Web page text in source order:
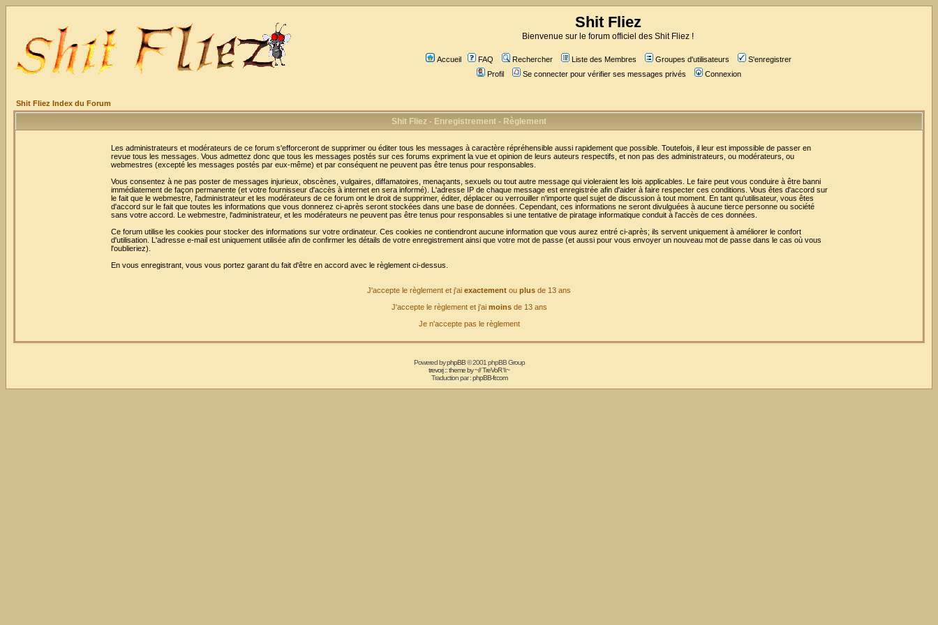
Shit Fliez
Bienvenue sur le forum officiel des Shit Fliez !
Accueil FAQ Rechercher Liste des Membres Groupes d'utilisateurs
S'enregistrer
Profil
Se connecter pour vérifier ses messages privés Connexion
Shit Fliez Index du Forum
Shit Fliez - Enregistrement - Règlement
Les administrateurs et modérateurs de ce forum s'efforceront de supprimer ou éditer tous les messages à caractère répréhensible aussi rapidement que possible. Toutefois, il leur est impossible de passer en
revue tous les messages. Vous admettez donc que tous les messages postés sur ces forums expriment la vue et opinion de leurs auteurs respectifs, et non pas des administrateurs, ou modérateurs, ou
webmestres (excepté les messages postés par eux-même) et par conséquent ne peuvent pas être tenus pour responsables.
Vous consentez à ne pas poster de messages injurieux, obscènes, vulgaires, diffamatoires, menaçants, sexuels ou tout autre message qui violeraient les lois applicables. Le faire peut vous conduire à être banni
immédiatement de façon permanente (et votre fournisseur d'accès à internet en sera informé). L'adresse IP de chaque message est enregistrée afin d'aider à faire respecter ces conditions. Vous êtes d'accord sur
le fait que le webmestre, l'administrateur et les modérateurs de ce forum ont le droit de supprimer, éditer, déplacer ou verrouiller n'importe quel sujet de discussion à tout moment. En tant qu'utilisateur, vous êtes
d'accord sur le fait que toutes les informations que vous donnerez ci-après seront stockées dans une base de données. Cependant, ces informations ne seront divulguées à aucune tierce personne ou société
sans votre accord. Le webmestre, l'administrateur, et les modérateurs ne peuvent pas être tenus pour responsables si une tentative de piratage informatique conduit à l'accès de ces données.
Ce forum utilise les cookies pour stocker des informations sur votre ordinateur. Ces cookies ne contiendront aucune information que vous aurez entré ci-après; ils servent uniquement à améliorer le confort
d'utilisation. L'adresse e-mail est uniquement utilisée afin de confirmer les détails de votre enregistrement ainsi que votre mot de passe (et aussi pour vous envoyer un nouveau mot de passe dans le cas où vous
l'oublieriez).
En vous enregistrant, vous vous portez garant du fait d'être en accord avec le règlement ci-dessus.
J'accepte le règlement et j'ai exactement ou plus de 13 ans
J'accepte le règlement et j'ai moinsde 13 ans
Je n'accepte pas le règlement
Powered byphpBB© 2001 phpBB Group
trevorj :: theme by ~// TreVoR \\~
Traduction par :phpBB-fr.com